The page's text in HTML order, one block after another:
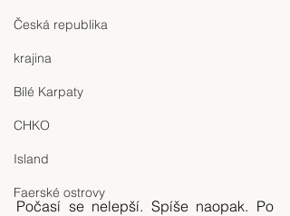
Česká republika
krajina
Bílé Karpaty
CHKO
Island
Faerské ostrovy
Počasí se nelepší. Spíše naopak. Po